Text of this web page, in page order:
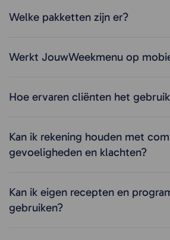
Welke pakketten zijn er?
Werkt JouwWeekmenu op
Hoe ervaren cliënten het
Kan ik rekening houden met
gevoeligheden en klachten?
Kan ik eigen recepten en
gebruiken?